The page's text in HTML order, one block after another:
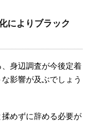
によりブラック
身辺調査が今後定着
影響が及ぶでしょう
めずに辞める必要が